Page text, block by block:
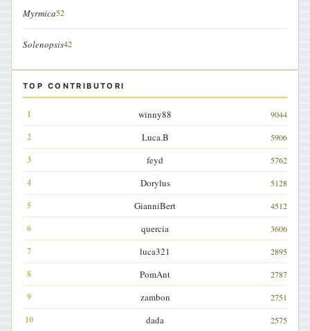
Myrmica52
Solenopsis42
TOP CONTRIBUTORI
winny88 9044
Luca.B 5906
feyd 5762
Dorylus 5128
GianniBert 4512
quercia 3606
luca321 2895
PomAnt 2787
zambon 2751
dada 2575